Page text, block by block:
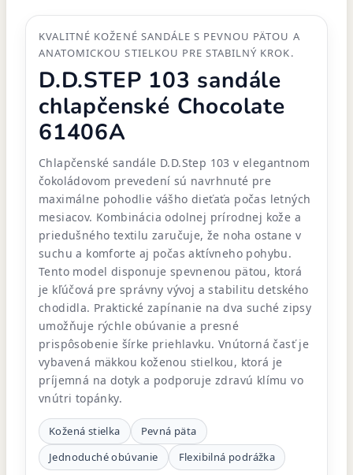
KVALITNÉ KOŽENÉ SANDÁLE S PEVNOU PÄTOU A
ANATOMICKOU STIELKOU PRE STABILNÝ KROK.
D.D.STEP 103 sandále
chlapčenské Chocolate
61406A
Chlapčenské sandále D.D.Step 103 v elegantnom
čokoládovom prevedení sú navrhnuté pre
maximálne pohodlie vášho dieťaťa počas letných
mesiacov. Kombinácia odolnej prírodnej kože a
priedušného textilu zaručuje, že noha ostane v
suchu a komforte aj počas aktívneho pohybu.
Tento model disponuje spevnenou pätou, ktorá
je kľúčová pre správny vývoj a stabilitu detského
chodidla. Praktické zapínanie na dva suché zipsy
umožňuje rýchle obúvanie a presné
prispôsobenie šírke priehlavku. Vnútorná časť je
vybavená mäkkou koženou stielkou, ktorá je
príjemná na dotyk a podporuje zdravú klímu vo
vnútri topánky.
Kožená stielka
Pevná päta
Jednoduché obúvanie
Flexibilná podrážka